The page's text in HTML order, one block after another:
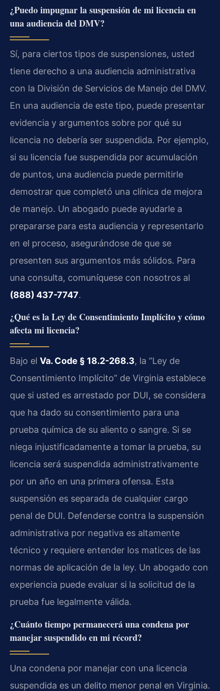
¿Puedo impugnar la suspensión de mi licencia en
una audiencia del DMV?
Sí, para ciertos tipos de suspensiones, usted
tiene derecho a una audiencia administrativa
con la División de Servicios de Manejo del DMV.
En una audiencia de este tipo, puede presentar
evidencia y argumentos sobre por qué su
licencia no debería ser suspendida. Por ejemplo,
si su licencia fue suspendida por acumulación
de puntos, una audiencia puede permitirle
demostrar que completó una clínica de mejora
de manejo. Un abogado puede ayudarle a
prepararse para esta audiencia y representarlo
en el proceso, asegurándose de que se
presenten sus argumentos más sólidos. Para
una consulta, comuníquese con nosotros al
(888) 437-7747.
¿Qué es la Ley de Consentimiento Implícito y cómo
afecta mi licencia?
Bajo el Va. Code § 18.2-268.3, la “Ley de
Consentimiento Implícito” de Virginia establece
que si usted es arrestado por DUI, se considera
que ha dado su consentimiento para una
prueba química de su aliento o sangre. Si se
niega injustificadamente a tomar la prueba, su
licencia será suspendida administrativamente
por un año en una primera ofensa. Esta
suspensión es separada de cualquier cargo
penal de DUI. Defenderse contra la suspensión
administrativa por negativa es altamente
técnico y requiere entender los matices de las
normas de aplicación de la ley. Un abogado con
experiencia puede evaluar si la solicitud de la
prueba fue legalmente válida.
¿Cuánto tiempo permanecerá una condena por
manejar suspendido en mi récord?
Una condena por manejar con una licencia
suspendida es un delito menor penal en Virginia.